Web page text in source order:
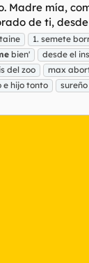
mía,
de ti,
1. semete
bien' desde el
del zoo max
e hijo tonto